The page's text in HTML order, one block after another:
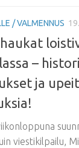
/ VALMENNUS
–
ja
viestikilpailu,